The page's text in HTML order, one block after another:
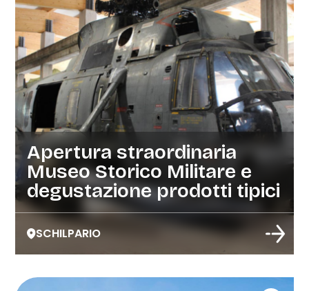
Apertura straordinaria
Museo Storico Militare e
degustazione prodotti tipici
SCHILPARIO